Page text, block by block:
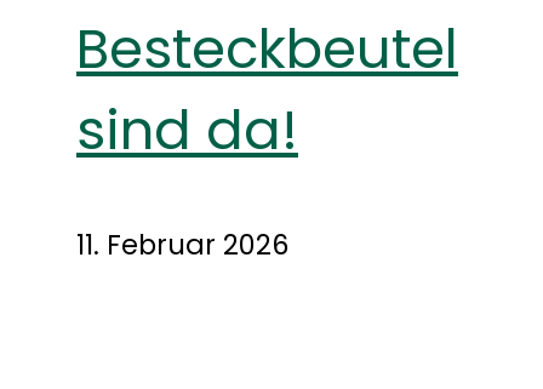
Besteckbeutel
sind da!
11. Februar 2026